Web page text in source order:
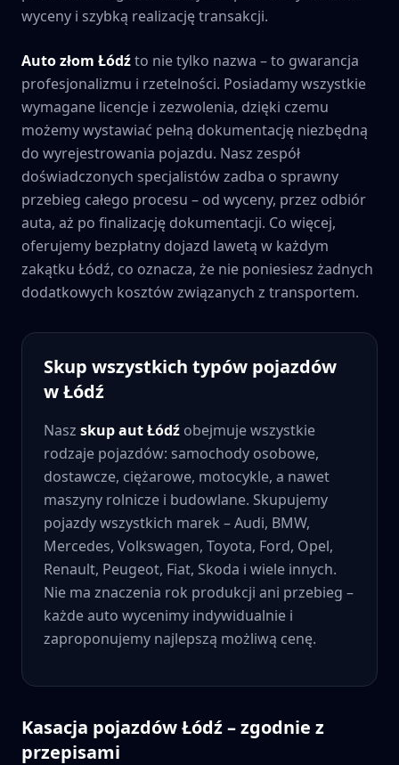
wyceny i szybką realizację transakcji.
Auto złom Łódźto nie tylko nazwa – to gwarancja
profesjonalizmu i rzetelności. Posiadamy wszystkie
wymagane licencje i zezwolenia, dzięki czemu
możemy wystawiać pełną dokumentację niezbędną
do wyrejestrowania pojazdu. Nasz zespół
doświadczonych specjalistów zadba o sprawny
przebieg całego procesu – od wyceny, przez odbiór
auta, aż po finalizację dokumentacji. Co więcej,
oferujemy bezpłatny dojazd lawetą w każdym
zakątku Łódź, co oznacza, że nie poniesiesz żadnych
dodatkowych kosztów związanych z transportem.
Skup wszystkich typów pojazdów
wŁódź
Nasz skup autŁódź obejmuje wszystkie
rodzaje pojazdów: samochody osobowe,
dostawcze, ciężarowe, motocykle, a nawet
maszyny rolnicze i budowlane. Skupujemy
pojazdy wszystkich marek – Audi, BMW,
Mercedes, Volkswagen, Toyota, Ford, Opel,
Renault, Peugeot, Fiat, Skoda i wiele innych.
Nie ma znaczenia rok produkcji ani przebieg –
każde auto wycenimy indywidualnie i
zaproponujemy najlepszą możliwą cenę.
Kasacja pojazdówŁódź– zgodnie z
przepisami